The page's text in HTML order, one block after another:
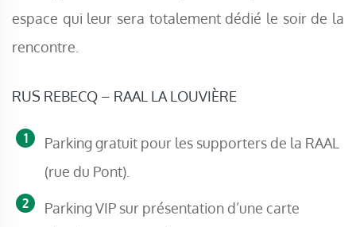
espace qui leur sera totalement dédié le soir de la
rencontre.
RUS REBECQ – RAAL LA LOUVIÈRE
Parking gratuit pour les supporters de la RAAL
(rue du Pont).
Parking VIP sur présentation d’une carte